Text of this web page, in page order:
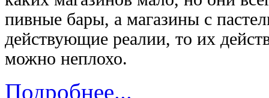
пивные бары, а магазины с
действующие реалии, то их
можно неплохо.
Подробнее...